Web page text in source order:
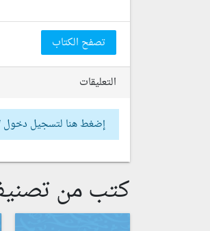
تصفح الكتاب
التعليقات
إضغط هنا لتسجيل دخول
كتب من